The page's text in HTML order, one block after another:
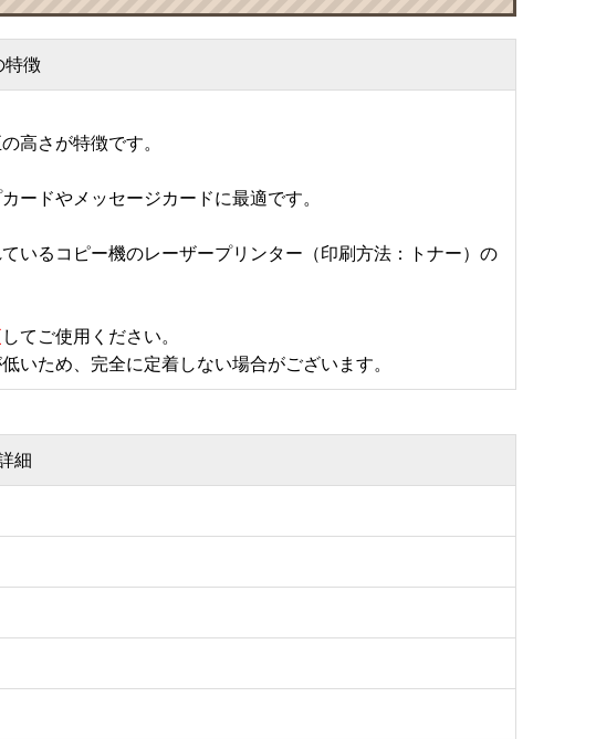
特徴
高さが特徴です。
ードやメッセージカードに最適です。
いるコピー機のレーザープリンター（印刷方法：トナー）の
してご使用ください。
いため、完全に定着しない場合がございます。
細